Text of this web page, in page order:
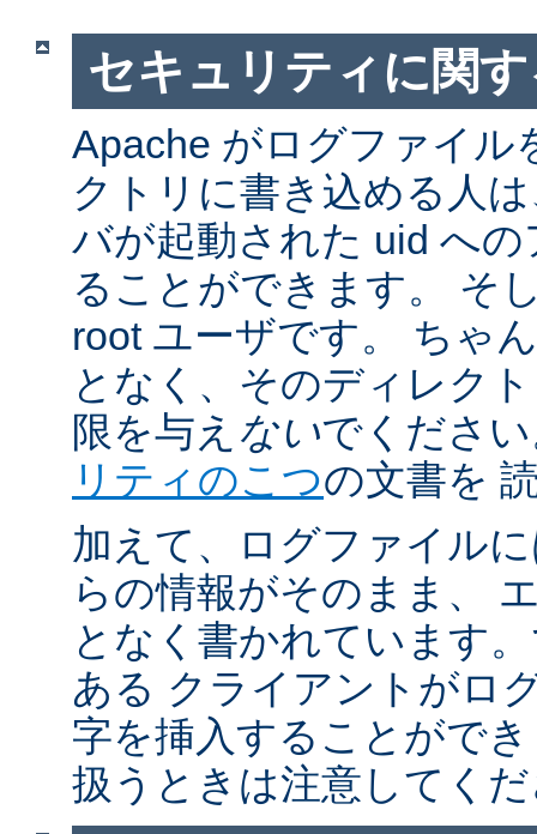
セキュリティに関
Apache がログファイル
クトリに書き込める人
バが起動された uid へ
ることができます。 そ
root ユーザです。 ちゃ
となく、そのディレク
限を与え ないでくださ
リティのこつの文書を
加えて、ログファイル
らの情報がそのまま、
となく書かれています
ある クライアントがロ
字を挿入することがで
扱うときは注意してく